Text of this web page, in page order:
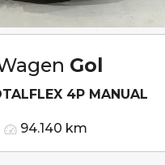
Gol
4P MANUAL
94.140 km